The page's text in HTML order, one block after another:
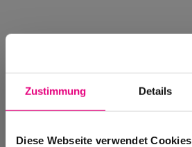
Zustimmung Details
Diese Webseite verwendet Cookies